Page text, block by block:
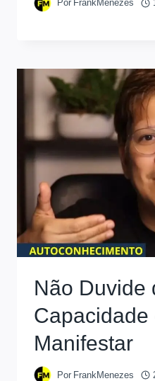
Por FrankMenezes
Não Duvide
Capacidade
Manifestar
Por FrankMenezes